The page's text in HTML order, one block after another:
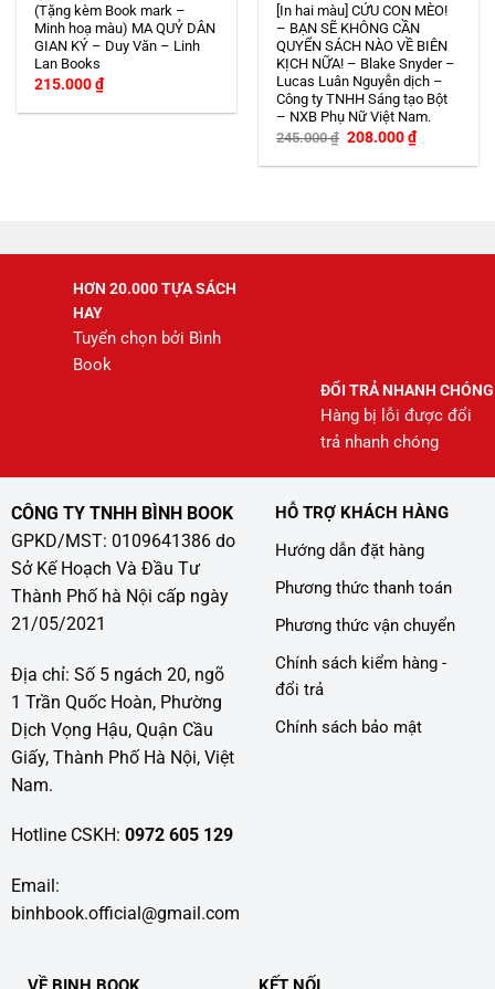
(Tặng kèm Book mark –
Minh hoạ màu) MA QUỶ DÂN
GIAN KÝ – Duy Văn – Linh
Lan Books
215.000₫
[In hai màu] CỨU CON MÈO!
– BẠN SẼ KHÔNG CẦN
QUYỂN SÁCH NÀO VỀ BIÊN
KỊCH NỮA! – Blake Snyder –
Lucas Luân Nguyễn dịch –
Công ty TNHH Sáng tạo Bột
– NXB Phụ Nữ Việt Nam.
245.000₫ Giá
là:
208.000₫Giá
hiện
tại
HƠN 20.000 TỰA SÁCH
HAY
Tuyển chọn bởi Bình
Book
ĐỔI TRẢ NHANH CHÓNG
Hàng bị lỗi được đổi
trả nhanh chóng
CÔNG TY TNHH BÌNH BOOK
GPKD/MST: 0109641386 do
Sở Kế Hoạch Và Đầu Tư
Thành Phố hà Nội cấp ngày
21/05/2021
Địa chỉ: Số 5 ngách 20, ngõ
1 Trần Quốc Hoàn, Phường
Dịch Vọng Hậu, Quận Cầu
Giấy, Thành Phố Hà Nội, Việt
Nam.
Hotline CSKH: 0972 605 129
Email:
binhbook.official@gmail.com
HỖ TRỢ KHÁCH HÀNG
Hướng dẫn đặt hàng
Phương thức thanh toán
Phương thức vận chuyển
Chính sách kiểm hàng -
đổi trả
Chính sách bảo mật